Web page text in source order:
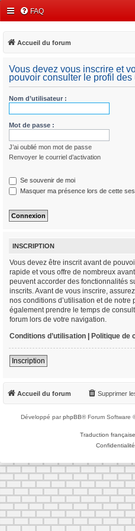
FAQ
Accueil du forum
Vous devez vous inscrire et
pouvoir consulter le profil des
Nom d’utilisateur :
Mot de passe :
J’ai oublié mon mot de passe
Renvoyer le courriel d’activation
Se souvenir de moi
Masquer ma présence lors de cette
INSCRIPTION
Vous devez être inscrit avant de
rapide et vous offre de nombreux
peuvent accorder des fonctionnalités
inscrits. Avant de vous inscrire,
nos conditions d’utilisation et de
également prendre le temps de
forum lors de votre navigation.
Conditions d’utilisation | Politique de
Inscription
Accueil du forum Supprimer
Développé parphpBB® Forum Software
Traduction
Confidentialité